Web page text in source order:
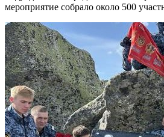
мероприятие собрало около 500